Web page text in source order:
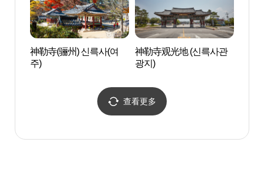
神勒寺(骊州) 신륵사(여
주)
神勒寺观光地 (신륵사관
광지)
查看更多